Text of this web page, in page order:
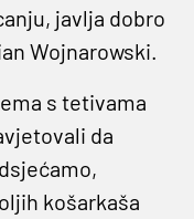
javlja dobro
Wojnarowski.
s tetivama
da
košarkaša